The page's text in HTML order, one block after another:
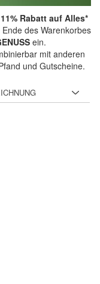
11% Rabatt auf Alles*
des Warenkorbes
ein.
mit anderen
und Gutscheine.